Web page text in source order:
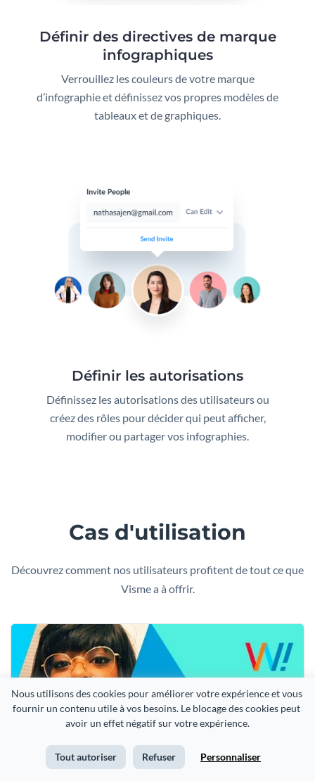
Nous utilisons des cookies pour améliorer votre expérience et vous
fournir un contenu utile à vos besoins. Le blocage des cookies peut
avoir un effet négatif sur votre expérience.
Tout autoriser Refuser Personnaliser
Définir des directives de marque
infographiques
Verrouillez les couleurs de votre marque
d’infographie et définissez vos propres modèles de
tableaux et de graphiques.
Définir les autorisations
Définissez les autorisations des utilisateurs ou
créez des rôles pour décider qui peut afficher,
modifier ou partager vos infographies.
Cas d'utilisation
Découvrez comment nos utilisateurs profitent de tout ce que
Visme a à offrir.